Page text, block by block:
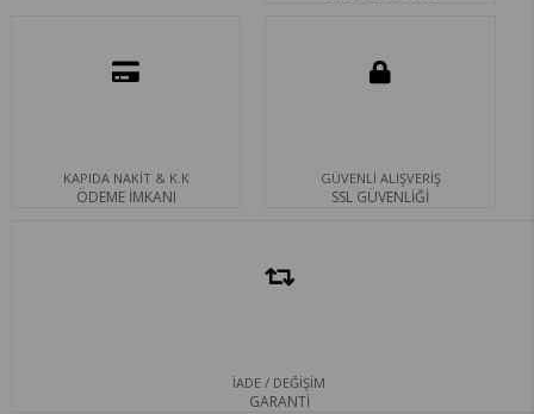
KAPIDA NAKİT & K.K
ÖDEME İMKANI
GÜVENLİ ALIŞVERİŞ
SSL GÜVENLİĞİ
İADE / DEĞİŞİM
GARANTİ